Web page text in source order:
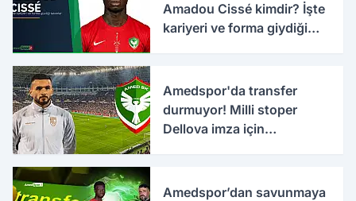
Amadou Cissé kimdir? İşte
kariyeri ve forma giydiği
Amedspor'da transfer
durmuyor! Milli stoper
Dellova imza için
Amedspor’dan savunmaya